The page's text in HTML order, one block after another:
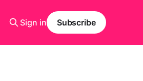
Sign in Subscribe